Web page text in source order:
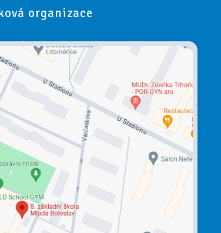
organizace